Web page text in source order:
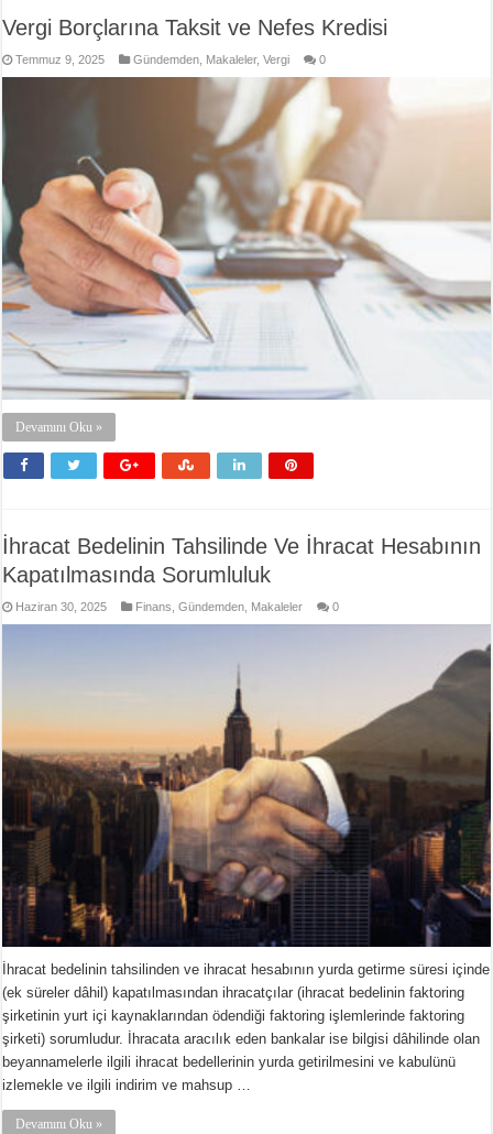
Vergi Borçlarına Taksit ve Nefes Kredisi
Temmuz 9, 2025 Gündemden Makaleler,Vergi 0
Devamını Oku »
İhracat Bedelinin Tahsilinde Ve İhracat Hesabının
Kapatılmasında Sorumluluk
Haziran 30, 2025 Finans ,Gündemden Makaleler 0
İhracat bedelinin tahsilinden ve ihracat hesabının yurda getirme süresi içinde
(ek süreler dâhil) kapatılmasından ihracatçılar (ihracat bedelinin faktoring
şirketinin yurt içi kaynaklarından ödendiği faktoring işlemlerinde faktoring
şirketi) sorumludur. İhracata aracılık eden bankalar ise bilgisi dâhilinde olan
beyannamelerle ilgili ihracat bedellerinin yurda getirilmesini ve kabulünü
izlemekle ve ilgili indirim ve mahsup …
Devamını Oku »